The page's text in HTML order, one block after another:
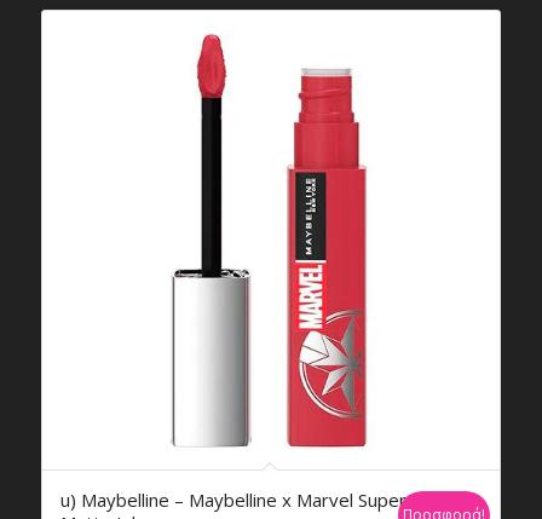
€26,84.
u) Maybelline – Maybelline x Marvel Superstay
Προσφορά!